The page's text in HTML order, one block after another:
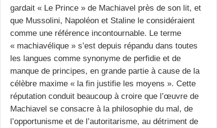
gardait « Le Prince » de Machiavel près de son lit, et
que Mussolini, Napoléon et Staline le considéraient
comme une référence incontournable. Le terme
« machiavélique » s’est depuis répandu dans toutes
les langues comme synonyme de perfidie et de
manque de principes, en grande partie à cause de la
célèbre maxime « la fin justifie les moyens ». Cette
réputation conduit beaucoup à croire que l’œuvre de
Machiavel se consacre à la philosophie du mal, de
l’opportunisme et de l’autoritarisme, au détriment de